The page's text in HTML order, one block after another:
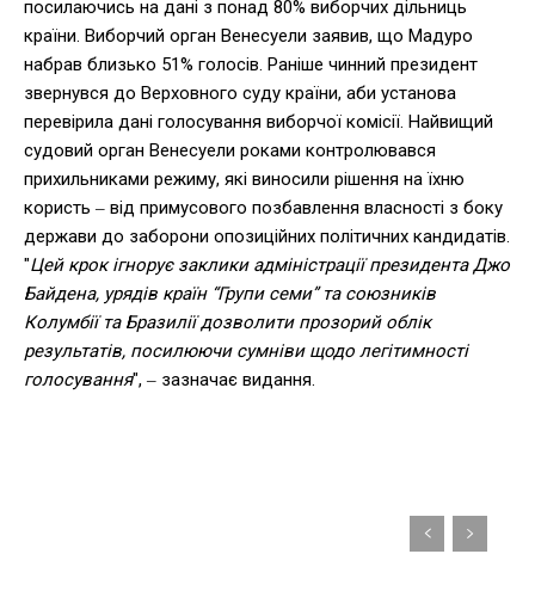
посилаючись на дані з понад 80% виборчих дільниць
країни. Виборчий орган Венесуели заявив, що Мадуро
набрав близько 51% голосів. Раніше чинний президент
звернувся до Верховного суду країни, аби установа
перевірила дані голосування виборчої комісії. Найвищий
судовий орган Венесуели роками контролювався
прихильниками режиму, які виносили рішення на їхню
користь ‒ від примусового позбавлення власності з боку
держави до заборони опозиційних політичних кандидатів.
"Цей крок ігнорує заклики адміністрації президента Джо
Байдена, урядів країн “Групи семи” та союзників
Колумбії та Бразилії дозволити прозорий облік
результатів, посилюючи сумніви щодо легітимності
голосування", ‒ зазначає видання.